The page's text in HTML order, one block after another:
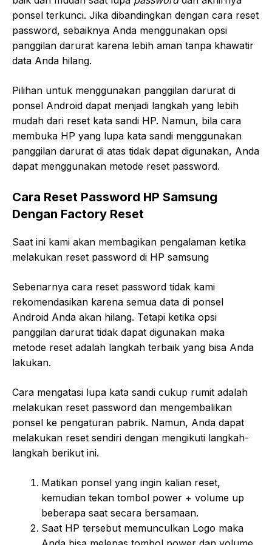
ponsel terkunci. Jika dibandingkan dengan cara reset
password, sebaiknya Anda menggunakan opsi
panggilan darurat karena lebih aman tanpa khawatir
data Anda hilang.
Pilihan untuk menggunakan panggilan darurat di
ponsel Android dapat menjadi langkah yang lebih
mudah dari reset kata sandi HP. Namun, bila cara
membuka HP yang lupa kata sandi menggunakan
panggilan darurat di atas tidak dapat digunakan, Anda
dapat menggunakan metode reset password.
Cara Reset Password HP Samsung
Dengan Factory Reset
Saat ini kami akan membagikan pengalaman ketika
melakukan reset password di HP samsung
Sebenarnya cara reset password tidak kami
rekomendasikan karena semua data di ponsel
Android Anda akan hilang. Tetapi ketika opsi
panggilan darurat tidak dapat digunakan maka
metode reset adalah langkah terbaik yang bisa Anda
lakukan.
Cara mengatasi lupa kata sandi cukup rumit adalah
melakukan reset password dan mengembalikan
ponsel ke pengaturan pabrik. Namun, Anda dapat
melakukan reset sendiri dengan mengikuti langkah-
langkah berikut ini.
Matikan ponsel yang ingin kalian reset,
kemudian tekan tombol power + volume up
beberapa saat secara bersamaan.
Saat HP tersebut memunculkan Logo maka